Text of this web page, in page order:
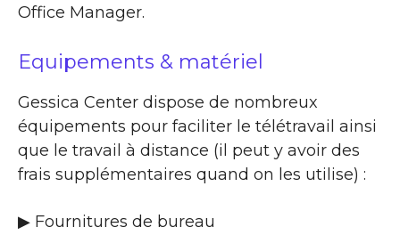
Office Manager.
Equipements & matériel
Gessica Center dispose de nombreux
équipements pour faciliter le télétravail ainsi
que le travail à distance (il peut y avoir des
frais supplémentaires quand on les utilise) :
▶ Fournitures de bureau